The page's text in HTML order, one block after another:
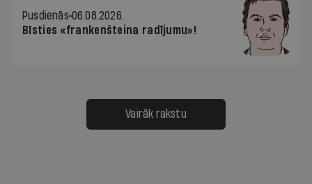
Pusdienās 06.08.2026.
Bīsties «frankenšteina radījumu»!
Vairāk rakstu